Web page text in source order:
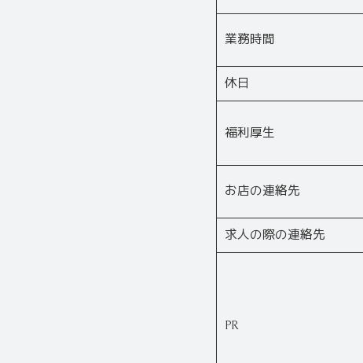
業務時間
休日
福利厚生
お店の連絡先
求人の際の連絡先
PR